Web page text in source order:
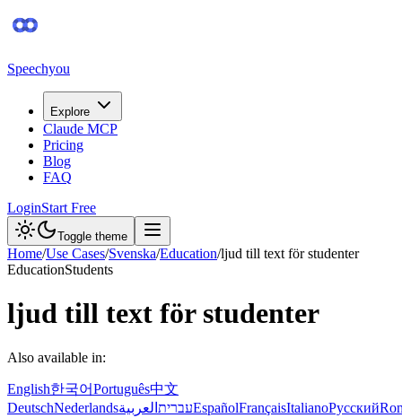
Speechyou
Explore
Claude MCP
Pricing
Blog
FAQ
LoginStart Free
Toggle theme
Home/Use Cases/Svenska/Education/ljud till text för studenter
EducationStudents
ljud till text för studenter
Also available in:
English한국어Português中文
DeutschNederlands עברית العربية EspañolFrançaisItalianoРусский